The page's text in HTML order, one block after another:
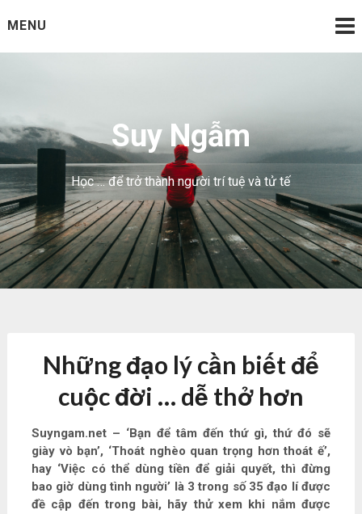
toMENU
Suy Ngẫm
Học … để trở thành người trí tuệ và tử tế
Những đạo lý cần biết để
cuộc đời … dễ thở hơn
Suyngam.net – ‘Bạn để tâm đến thứ gì, thứ đó sẽ
giày vò bạn’, ‘Thoát nghèo quan trọng hơn thoát ế’,
hay ‘Việc có thể dùng tiền để giải quyết, thì đừng
bao giờ dùng tình người’ là 3 trong số 35 đạo lí được
đề cập đến trong bài, hãy thử xem khi nắm được